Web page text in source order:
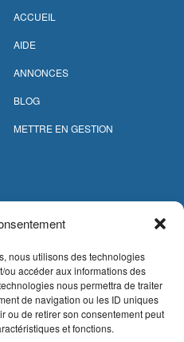
nous utilisons des technologies
accéder aux informations des
nous permettra de traiter
de navigation ou les ID uniques
ou de retirer son consentement peut
et fonctions.
ACCUEIL
AIDE
ANNONCES
BLOG
METTRE EN GESTION
CONDITIONS DE VENTE
LA SOLUTION IMMO
MENTIONS LÉGALES